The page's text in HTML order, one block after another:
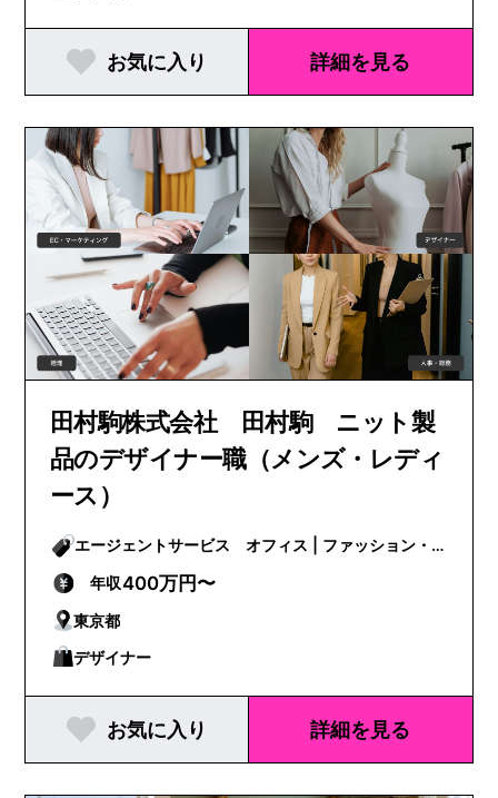
お気に入り 詳細を見る
田村駒株式会社 田村駒 ニット製
品のデザイナー職（メンズ・レディ
ース）
エージェントサービス オフィス | ファッション・
ビューティー
年収400万円〜
東京都
デザイナー
お気に入り 詳細を見る